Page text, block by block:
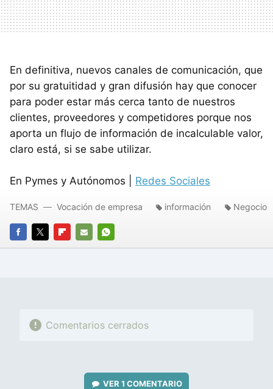
En definitiva, nuevos canales de comunicación, que
por su gratuitidad y gran difusión hay que conocer
para poder estar más cerca tanto de nuestros
clientes, proveedores y competidores porque nos
aporta un flujo de información de incalculable valor,
claro está, si se sabe utilizar.
En Pymes y Autónomos | Redes Sociales
FACEBOOK
TWITTERFLIPBOARD
E-
WHATSAPP
TEMAS Vocación de empresa información Negocio
Comentarios cerrados
VER 1 COMENTARIO